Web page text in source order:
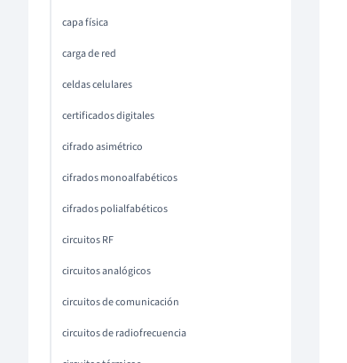
capa física
carga de red
celdas celulares
certificados digitales
cifrado asimétrico
cifrados monoalfabéticos
cifrados polialfabéticos
circuitos RF
circuitos analógicos
circuitos de comunicación
circuitos de radiofrecuencia